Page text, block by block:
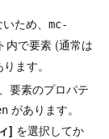
ため、
mc-
内で要素 (通常は
ます。
要素のプロパテ
があります。
] を選択してか